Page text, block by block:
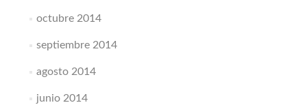
octubre 2014
septiembre 2014
agosto 2014
junio 2014